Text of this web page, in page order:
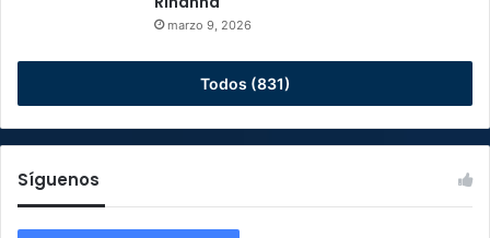
marzo 9, 2026
Todos (831)
Síguenos